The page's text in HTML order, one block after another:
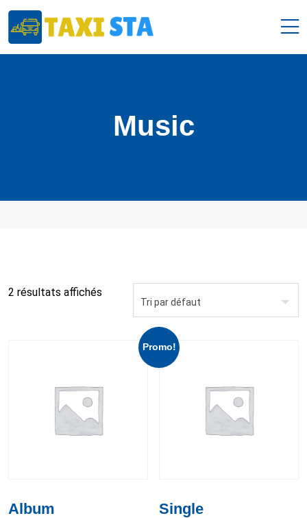
Music
2 résultats affichés
Album
Promo!
Single